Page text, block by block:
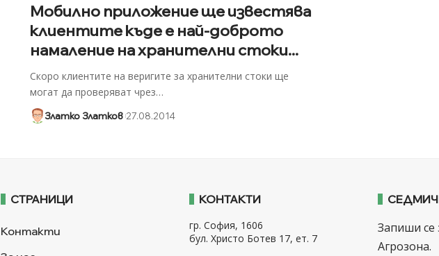
Мобилно приложение ще известява
клиентите къде е най-доброто
намаление на хранителни стоки...
Скоро клиентите на веригите за хранителни стоки ще
могат да проверяват чрез…
Златко Златков 27.08.2014
СТРАНИЦИ
Контакти
КОНТАКТИ
гр. София, 1606
бул. Христо Ботев 17, ет. 7
Запиши се
Агрозона.